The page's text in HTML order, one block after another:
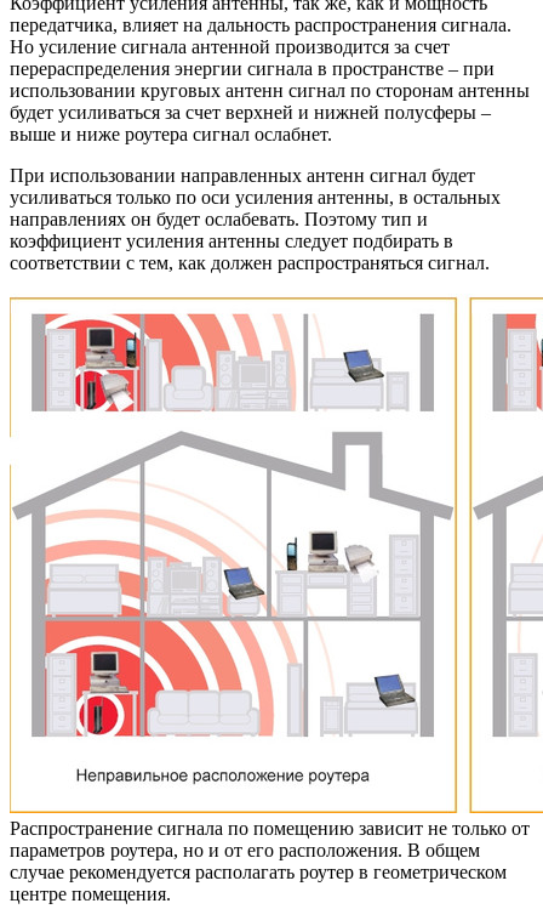
передатчика, влияет на дальность распространения сигнала.
Но усиление сигнала антенной производится за счет
перераспределения энергии сигнала в пространстве – при
использовании круговых антенн сигнал по сторонам антенны
будет усиливаться за счет верхней и нижней полусферы –
выше и ниже роутера сигнал ослабнет.
При использовании направленных антенн сигнал будет
усиливаться только по оси усиления антенны, в остальных
направлениях он будет ослабевать. Поэтому тип и
коэффициент усиления антенны следует подбирать в
соответствии с тем, как должен распространяться сигнал.
Распространение сигнала по помещению зависит не только от
параметров роутера, но и от его расположения. В общем
случае рекомендуется располагать роутер в геометрическом
центре помещения.